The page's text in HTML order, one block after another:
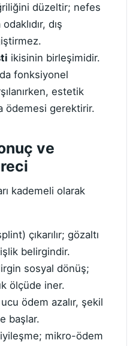
düzeltir; nefes
dış
ikisinin birleşimidir.
fonksiyonel
estetik
ödemesi gerektirir.
ve
kademeli olarak
çıkarılır; gözaltı
belirgindir.
sosyal dönüş;
ölçüde iner.
ödem azalır, şekil
başlar.
mikro-ödem